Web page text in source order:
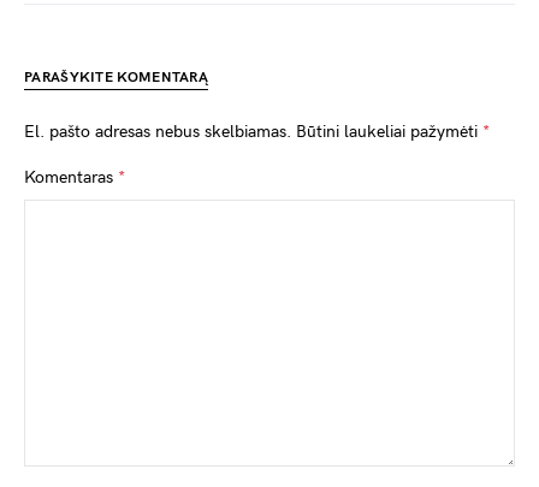
PARAŠYKITE KOMENTARĄ
El. pašto adresas nebus skelbiamas. Būtini laukeliai pažymėti *
Komentaras *